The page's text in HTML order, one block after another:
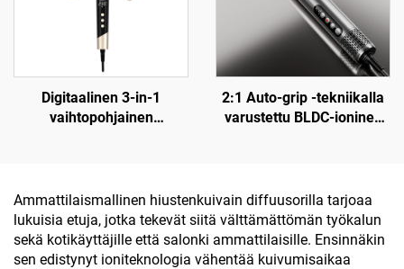
Digitaalinen 3-in-1
vaihtopohjainen
2:1 Auto-grip -tekniikalla
varustettu BLDC-ioninen
Ammattilaismallinen hiustenkuivain diffuusorilla tarjoaa
lukuisia etuja, jotka tekevät siitä välttämättömän työkalun
sekä kotikäyttäjille että salonki ammattilaisille. Ensinnäkin
sen edistynyt ioniteknologia vähentää kuivumisaikaa